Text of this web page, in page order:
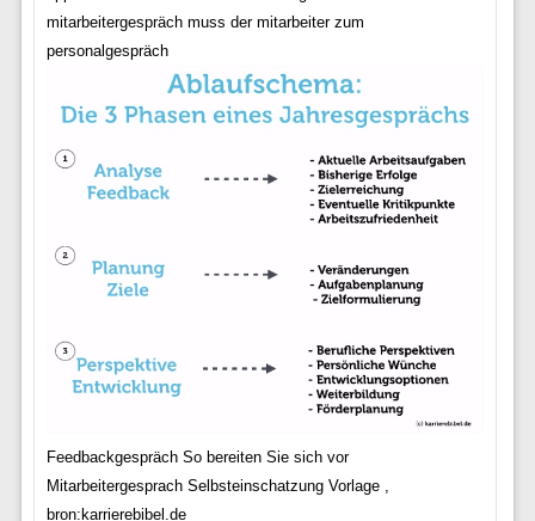
mitarbeitergespräch muss der mitarbeiter zum
personalgespräch
Feedbackgespräch So bereiten Sie sich vor
Mitarbeitergesprach Selbsteinschatzung Vorlage ,
bron:karrierebibel.de